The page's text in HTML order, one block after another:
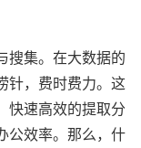
搜集。在大数据的
针，费时费力。这
快速高效的提取分
公效率。那么，什